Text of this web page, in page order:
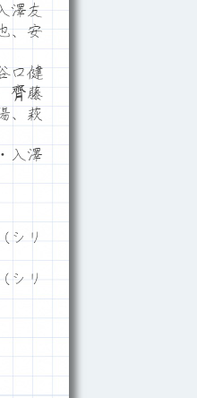
澤友
、安
口健
齊藤
、萩
入澤
シリ
シリ